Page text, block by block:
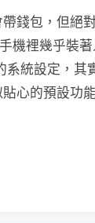
錢包，但絕
機裡幾乎裝
統設定，其
心的預設功